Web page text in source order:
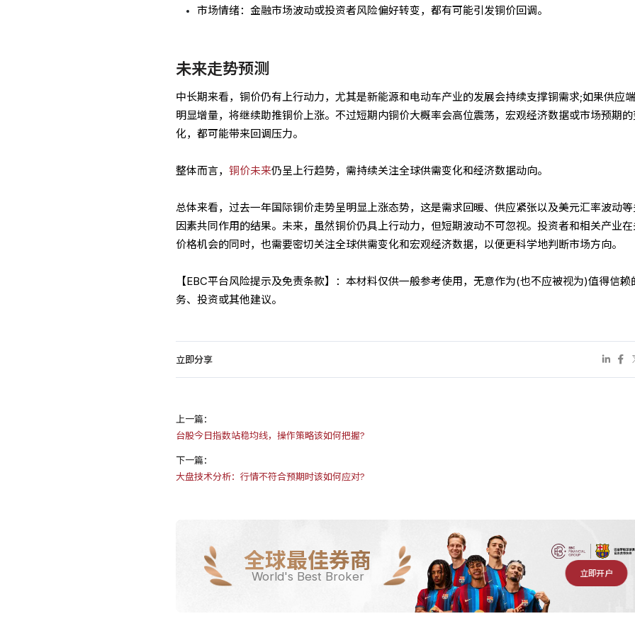
市场情绪：金融市场波动或投资者风险偏好转变，都有可能引发铜价回调。
未来走势预测
中长期来看，铜价仍有上行动力，尤其是新能源和电动车产业的发展会持续支撑铜需求;如果供应
明显增量，将继续助推铜价上涨。不过短期内铜价大概率会高位震荡，宏观经济数据或市场预期的
化，都可能带来回调压力。
整体而言，铜价未来仍呈上行趋势，需持续关注全球供需变化和经济数据动向。
总体来看，过去一年国际铜价走势呈明显上涨态势，这是需求回暖、供应紧张以及美元汇率波动
因素共同作用的结果。未来，虽然铜价仍具上行动力，但短期波动不可忽视。投资者和相关产业
价格机会的同时，也需要密切关注全球供需变化和宏观经济数据，以便更科学地判断市场方向。
【EBC平台风险提示及免责条款】：本材料仅供一般参考使用，无意作为(也不应被视为)值得信赖
务、投资或其他建议。
立即分享
上一篇：
台股今日指数站稳均线，操作策略该如何把握?
下一篇：
大盘技术分析：行情不符合预期时该如何应对?
全球最佳券商
World's Best Broker 立即开户